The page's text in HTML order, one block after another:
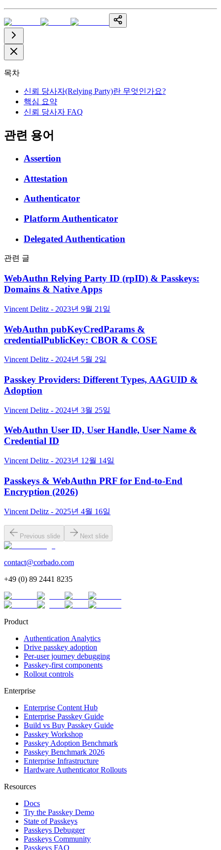
목차
신뢰 당사자(Relying Party)란 무엇인가요?
핵심 요약
신뢰 당사자 FAQ
관련 용어
Assertion
Attestation
Authenticator
Platform Authenticator
Delegated Authentication
관련 글
WebAuthn Relying Party ID (rpID) & Passkeys:
Domains & Native Apps
Vincent Delitz - 2023년 9월 21일
WebAuthn pubKeyCredParams &
credentialPublicKey: CBOR & COSE
Vincent Delitz - 2024년 5월 2일
Passkey Providers: Different Types, AAGUID &
Adoption
Vincent Delitz - 2024년 3월 25일
WebAuthn User ID, User Handle, User Name &
Credential ID
Vincent Delitz - 2023년 12월 14일
Passkeys & WebAuthn PRF for End-to-End
Encryption (2026)
Vincent Delitz - 2025년 4월 16일
Previous slide Next slide
contact@corbado.com
+49 (0) 89 2441 8235
Product
Authentication Analytics
Drive passkey adoption
Per-user journey debugging
Passkey-first components
Rollout controls
Enterprise
Enterprise Content Hub
Enterprise Passkey Guide
Build vs Buy Passkey Guide
Passkey Workshop
Passkey Adoption Benchmark
Passkey Benchmark 2026
Enterprise Infrastructure
Hardware Authenticator Rollouts
Resources
Docs
Try the Passkey Demo
State of Passkeys
Passkeys Debugger
Passkeys Community
Passkeys FAQ